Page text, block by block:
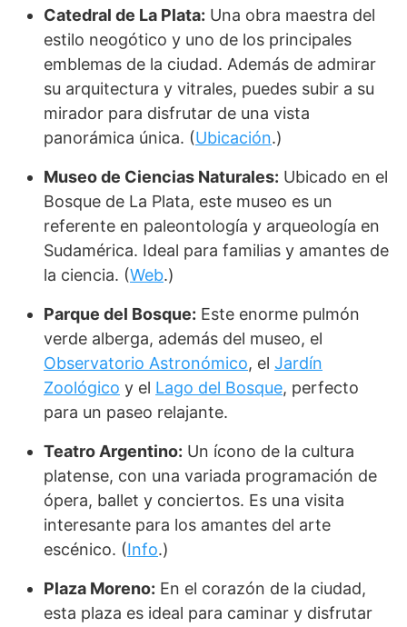
Catedral de La Plata: Una obra maestra del
estilo neogótico y uno de los principales
emblemas de la ciudad. Además de admirar
su arquitectura y vitrales, puedes subir a su
mirador para disfrutar de una vista
panorámica única. (Ubicación.)
Museo de Ciencias Naturales: Ubicado en el
Bosque de La Plata, este museo es un
referente en paleontología y arqueología en
Sudamérica. Ideal para familias y amantes de
la ciencia. (Web.)
Parque del Bosque: Este enorme pulmón
verde alberga, además del museo, el
Observatorio Astronómico, el Jardín
Zoológico y el Lago del Bosque, perfecto
para un paseo relajante.
Teatro Argentino: Un ícono de la cultura
platense, con una variada programación de
ópera, ballet y conciertos. Es una visita
interesante para los amantes del arte
escénico. (Info.)
Plaza Moreno: En el corazón de la ciudad,
esta plaza es ideal para caminar y disfrutar